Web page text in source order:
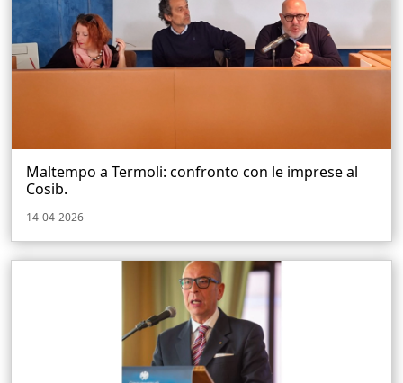
Maltempo a Termoli: confronto con le imprese al
Cosib.
14-04-2026